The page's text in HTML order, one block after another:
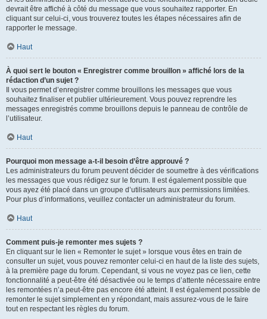
devrait être affiché à côté du message que vous souhaitez rapporter. En
cliquant sur celui-ci, vous trouverez toutes les étapes nécessaires afin de
rapporter le message.
Haut
À quoi sert le bouton « Enregistrer comme brouillon » affiché lors de la
rédaction d’un sujet ?
Il vous permet d’enregistrer comme brouillons les messages que vous
souhaitez finaliser et publier ultérieurement. Vous pouvez reprendre les
messages enregistrés comme brouillons depuis le panneau de contrôle de
l’utilisateur.
Haut
Pourquoi mon message a-t-il besoin d’être approuvé ?
Les administrateurs du forum peuvent décider de soumettre à des vérifications
les messages que vous rédigez sur le forum. Il est également possible que
vous ayez été placé dans un groupe d’utilisateurs aux permissions limitées.
Pour plus d’informations, veuillez contacter un administrateur du forum.
Haut
Comment puis-je remonter mes sujets ?
En cliquant sur le lien « Remonter le sujet » lorsque vous êtes en train de
consulter un sujet, vous pouvez remonter celui-ci en haut de la liste des sujets,
à la première page du forum. Cependant, si vous ne voyez pas ce lien, cette
fonctionnalité a peut-être été désactivée ou le temps d’attente nécessaire entre
les remontées n’a peut-être pas encore été atteint. Il est également possible de
remonter le sujet simplement en y répondant, mais assurez-vous de le faire
tout en respectant les règles du forum.